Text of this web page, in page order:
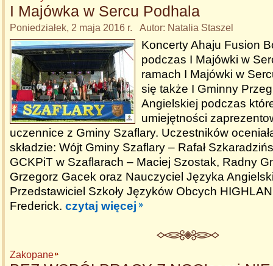
I Majówka w Sercu Podhala
Poniedziałek, 2 maja 2016 r. Autor: Natalia Staszel
Koncerty Ahaju Fusion
podczas I Majówki w
ramach I Majówki w
się także I Gminny
Angielskiej podczas
umiejętności
uczennice z Gminy Szaflary. Uczestników
składzie: Wójt Gminy Szaflary – Rafał
GCKPiT w Szaflarach – Maciej Szostak, Radny
Grzegorz Gacek oraz Nauczyciel Języka
Przedstawiciel Szkoły Języków Obcych
Frederick. czytaj więcej
Zakopane